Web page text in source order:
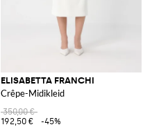
ELISABETTA FRANCHI
Crêpe-Midikleid
350,00 €
192,50 €
-45%